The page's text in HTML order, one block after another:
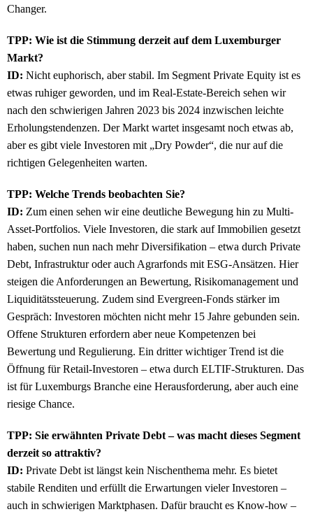
Changer.
TPP: Wie ist die Stimmung derzeit auf dem Luxemburger
Markt?
ID: Nicht euphorisch, aber stabil. Im Segment Private Equity ist es
etwas ruhiger geworden, und im Real-Estate-Bereich sehen wir
nach den schwierigen Jahren 2023 bis 2024 inzwischen leichte
Erholungstendenzen. Der Markt wartet insgesamt noch etwas ab,
aber es gibt viele Investoren mit „Dry Powder“, die nur auf die
richtigen Gelegenheiten warten.
TPP: Welche Trends beobachten Sie?
ID: Zum einen sehen wir eine deutliche Bewegung hin zu Multi-
Asset-Portfolios. Viele Investoren, die stark auf Immobilien gesetzt
haben, suchen nun nach mehr Diversifikation – etwa durch Private
Debt, Infrastruktur oder auch Agrarfonds mit ESG-Ansätzen. Hier
steigen die Anforderungen an Bewertung, Risikomanagement und
Liquiditätssteuerung. Zudem sind Evergreen-Fonds stärker im
Gespräch: Investoren möchten nicht mehr 15 Jahre gebunden sein.
Offene Strukturen erfordern aber neue Kompetenzen bei
Bewertung und Regulierung. Ein dritter wichtiger Trend ist die
Öffnung für Retail-Investoren – etwa durch ELTIF-Strukturen. Das
ist für Luxemburgs Branche eine Herausforderung, aber auch eine
riesige Chance.
TPP: Sie erwähnten Private Debt – was macht dieses Segment
derzeit so attraktiv?
ID: Private Debt ist längst kein Nischenthema mehr. Es bietet
stabile Renditen und erfüllt die Erwartungen vieler Investoren –
auch in schwierigen Marktphasen. Dafür braucht es Know-how –